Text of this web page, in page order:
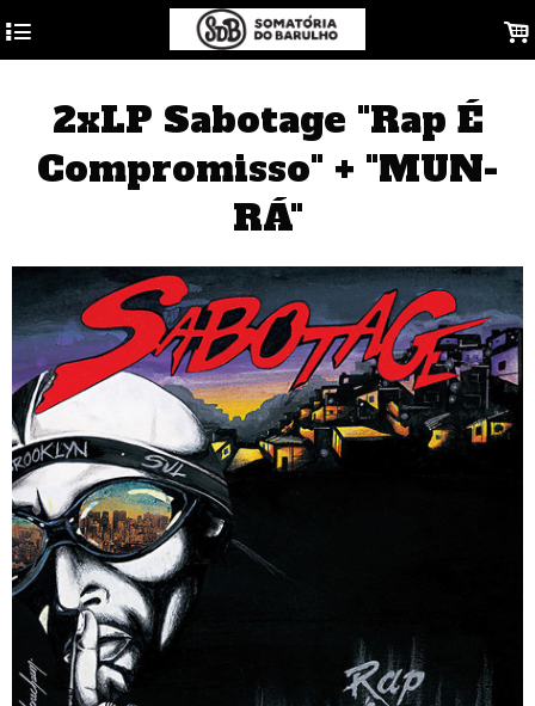
4 .
2xLP Sabotage "Rap É
Compromisso" + "MUN-
RÁ"